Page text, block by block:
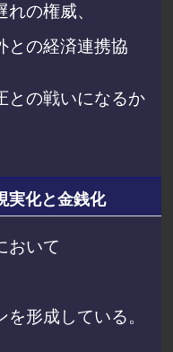
の権威、
との経済連携協
との戦いになるか
実化と金銭化
おいて
形成している。